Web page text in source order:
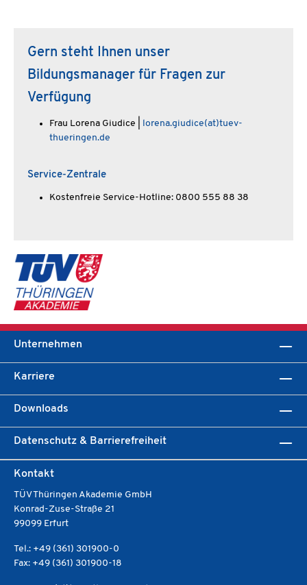
Gern steht Ihnen unser
Bildungsmanager für Fragen zur
Verfügung
Frau Lorena Giudice | lorena.giudice(at)tuev-
thueringen.de
Service-Zentrale
Kostenfreie Service-Hotline: 0800 555 88 38
Unternehmen
Karriere
Downloads
Datenschutz & Barrierefreiheit
Kontakt
TÜV Thüringen Akademie GmbH
Konrad-Zuse-Straße 21
99099 Erfurt
Tel.: +49 (361) 301900-0
Fax: +49 (361) 301900-18